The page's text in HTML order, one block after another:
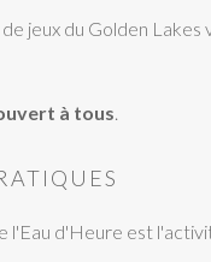
jeux du Golden Lakes
à tous.
l'Eau d'Heure est